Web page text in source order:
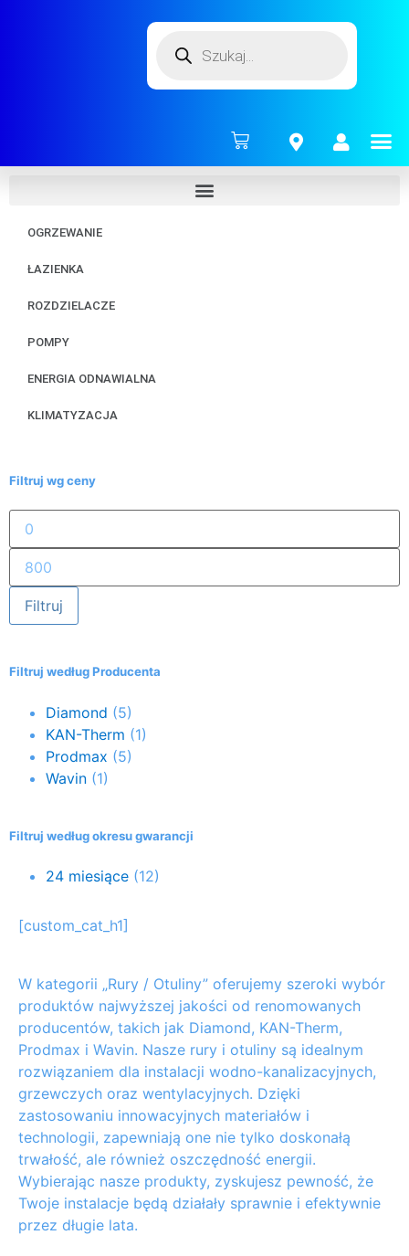
OGRZEWANIE
ŁAZIENKA
ROZDZIELACZE
POMPY
ENERGIA ODNAWIALNA
KLIMATYZACJA
Filtruj wg ceny
Filtruj
Filtruj według Producenta
Diamond (5)
KAN-Therm (1)
Prodmax (5)
Wavin (1)
Filtruj według okresu gwarancji
24 miesiące (12)
[custom_cat_h1]
W kategorii „Rury / Otuliny” oferujemy szeroki wybór
produktów najwyższej jakości od renomowanych
producentów, takich jak Diamond, KAN-Therm,
Prodmax i Wavin. Nasze rury i otuliny są idealnym
rozwiązaniem dla instalacji wodno-kanalizacyjnych,
grzewczych oraz wentylacyjnych. Dzięki
zastosowaniu innowacyjnych materiałów i
technologii, zapewniają one nie tylko doskonałą
trwałość, ale również oszczędność energii.
Wybierając nasze produkty, zyskujesz pewność, że
Twoje instalacje będą działały sprawnie i efektywnie
przez długie lata.